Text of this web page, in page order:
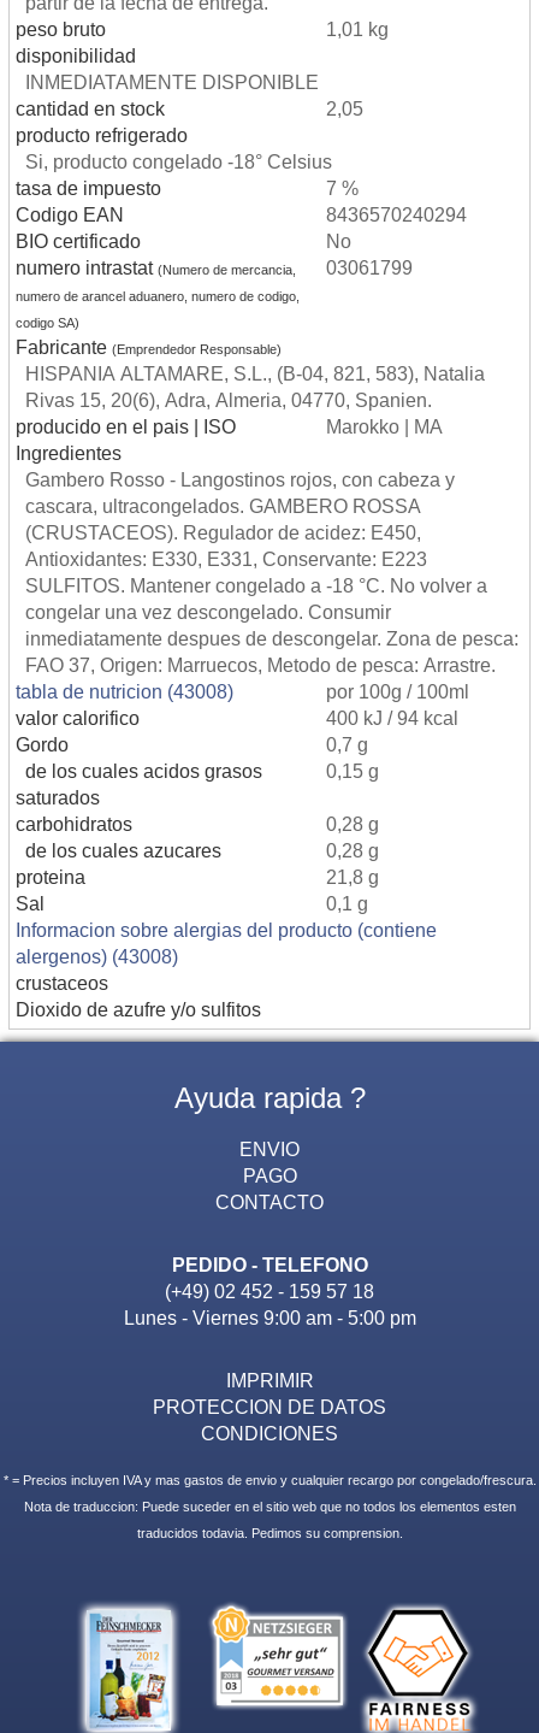
peso bruto
1,01 kg
disponibilidad
INMEDIATAMENTE DISPONIBLE
cantidad en stock
2,05
producto refrigerado
Si, producto congelado -18° Celsius
tasa de impuesto
7 %
Codigo EAN
8436570240294
BIO certificado
No
numero intrastat (Numero de mercancia,
numero de arancel aduanero, numero de codigo,
codigo SA)
03061799
Fabricante (Emprendedor Responsable)
HISPANIA ALTAMARE, S.L., (B-04, 821, 583), Natalia
Rivas 15, 20(6), Adra, Almeria, 04770, Spanien.
producido en el pais | ISO
Marokko | MA
Ingredientes
Gambero Rosso - Langostinos rojos, con cabeza y
cascara, ultracongelados. GAMBERO ROSSA
(CRUSTACEOS). Regulador de acidez: E450,
Antioxidantes: E330, E331, Conservante: E223
SULFITOS. Mantener congelado a -18 °C. No volver a
congelar una vez descongelado. Consumir
inmediatamente despues de descongelar. Zona de pesca:
FAO 37, Origen: Marruecos, Metodo de pesca: Arrastre.
tabla de nutricion (43008)
por 100g / 100ml
valor calorifico
400 kJ / 94 kcal
Gordo
0,7 g
de los cuales acidos grasos
saturados
0,15 g
carbohidratos
0,28 g
de los cuales azucares
0,28 g
proteina
21,8 g
Sal
0,1 g
Informacion sobre alergias del producto (contiene
alergenos) (43008)
crustaceos
Dioxido de azufre y/o sulfitos
Ayuda rapida ?
ENVIO
PAGO
CONTACTO
PEDIDO - TELEFONO
(+49) 02 452 - 159 57 18
Lunes - Viernes 9:00 am - 5:00 pm
IMPRIMIR
PROTECCION DE DATOS
CONDICIONES
* = Precios incluyen IVA y mas gastos de envio y cualquier recargo por congelado/frescura.
Nota de traduccion: Puede suceder en el sitio web que no todos los elementos esten
traducidos todavia. Pedimos su comprension.